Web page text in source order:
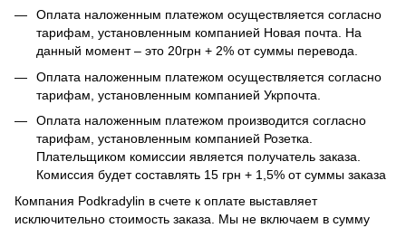
Оплата наложенным платежом осуществляется согласно
тарифам, установленным компанией Новая почта. На
данный момент – это 20грн + 2% от суммы перевода.
Оплата наложенным платежом осуществляется согласно
тарифам, установленным компанией Укрпочта.
Оплата наложенным платежом производится согласно
тарифам, установленным компанией Розетка.
Плательщиком комиссии является получатель заказа.
Комиссия будет составлять 15 грн + 1,5% от суммы заказа
Компания Podkradylin в счете к оплате выставляет
исключительно стоимость заказа. Мы не включаем в сумму